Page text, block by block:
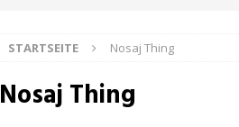
STARTSEITE Nosaj Thing
Nosaj Thing